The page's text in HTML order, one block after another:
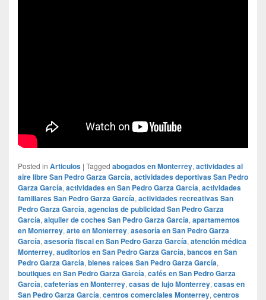
Posted in Articulos | Tagged abogados en Monterrey, actividades al
aire libre San Pedro Garza García, actividades deportivas San Pedro
Garza García, actividades en San Pedro Garza García, actividades
familiares San Pedro Garza García, actividades recreativas San
Pedro Garza García, agencias de publicidad San Pedro Garza
García, alquiler de coches San Pedro Garza García, apartamentos
en Monterrey, arte en Monterrey, asesoría en San Pedro Garza
García, asesoría fiscal en San Pedro Garza García, atención médica
Monterrey, auditorios en San Pedro Garza García, bancos en San
Pedro Garza García, bienes raíces San Pedro Garza García,
boutiques en San Pedro Garza García, cafés en San Pedro Garza
García, cafeterías en Monterrey, casas de lujo Monterrey, casas en
San Pedro Garza García, centros comerciales Monterrey, centros